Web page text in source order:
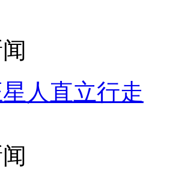
人直立行走